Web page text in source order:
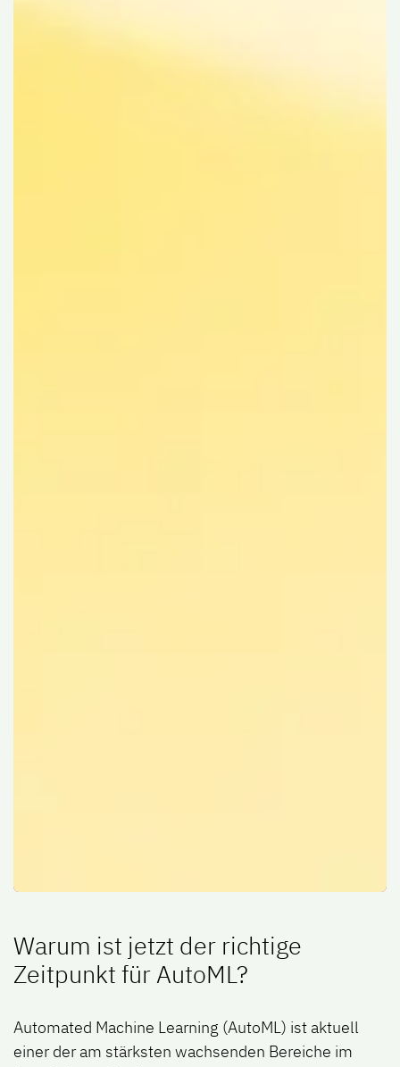
Waru​m ist jetzt der richtige
Zeitpunkt für AutoML?
Automated Machine Learning (AutoML) ist aktuell
einer der am stärksten wachsenden Bereiche im